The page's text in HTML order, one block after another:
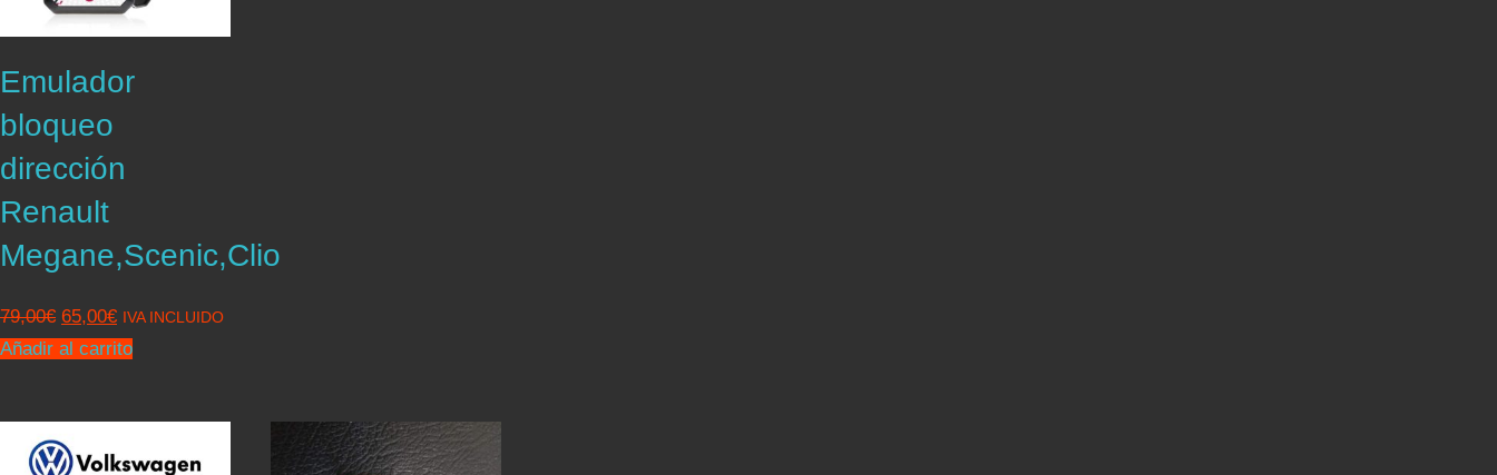
Emulador
bloqueo
dirección
Renault
Megane,Scenic,Clio
79,00€ El
precio
79,00€.
65,00€El
precio
IVA INCLUIDO
Añadir al carrito